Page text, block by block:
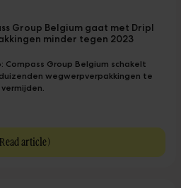
Group Belgium gaat met Dripl
minder tegen 2023
Compass Group Belgium schakelt
wegwerpverpakkingen te
vermijden.
Read article)